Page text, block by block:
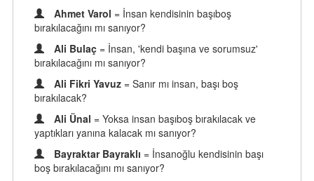
Ahmet Varol = İnsan kendisinin başıboş
bırakılacağını mı sanıyor?
Ali Bulaç = İnsan, 'kendi başına ve sorumsuz'
bırakılacağını mı sanıyor?
Ali Fikri Yavuz = Sanır mı insan, başı boş
bırakılacak?
Ali Ünal = Yoksa insan başıboş bırakılacak ve
yaptıkları yanına kalacak mı sanıyor?
Bayraktar Bayraklı = İnsanoğlu kendisinin başı
boş bırakılacağını mı sanıyor?